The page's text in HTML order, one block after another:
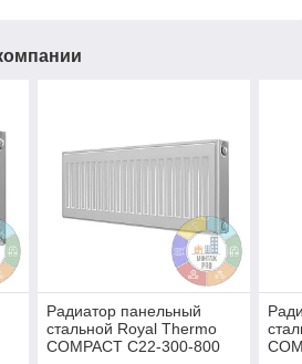
Радиатор панельный
стальной Royal Thermo
COMPACT C22-300-800